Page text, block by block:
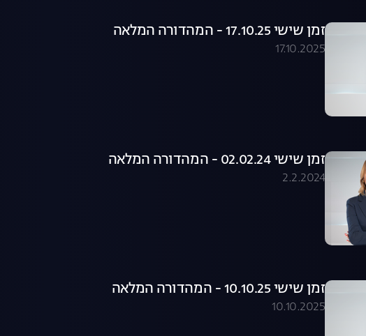
זמן שישי 17.10.25 - המהדורה המלאה
17.10.2025
זמן שישי 02.02.24 - המהדורה המלאה
2.2.2024
זמן שישי 10.10.25 - המהדורה המלאה
10.10.2025